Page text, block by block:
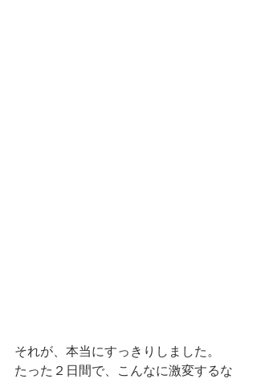
それが、本当にすっきりしました。
たった２日間で、こんなに激変するな